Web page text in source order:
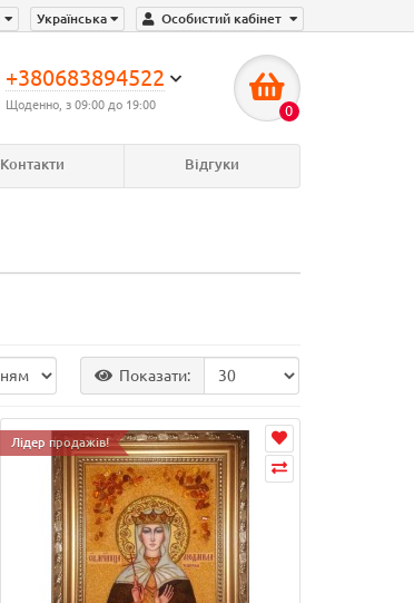
Особистий кабінет
Українська
+380683894522
Щоденно, з 09:00 до 19:00 0
Контакти Відгуки
Показати:
Лідер продажів!